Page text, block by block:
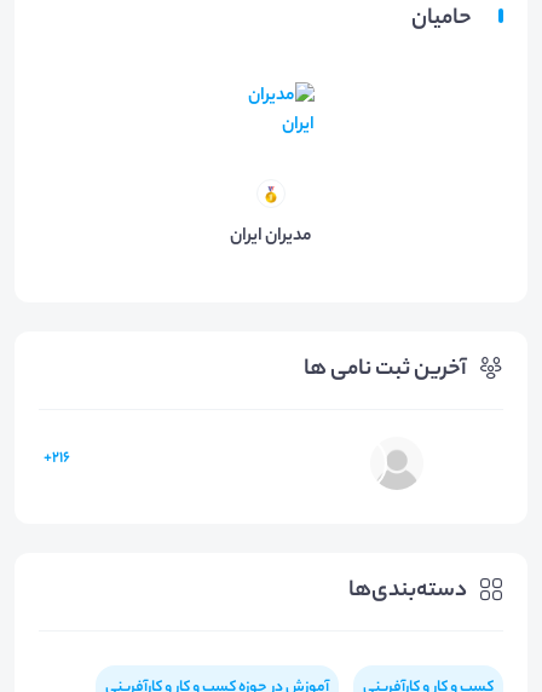
آخرین ثبت نامی ها
216+
دسته‌بندی‌ها
حامیان
مدیران ایران